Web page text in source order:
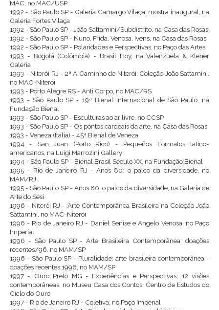
MAC, no MAC/USP
1992 - São Paulo SP - Galeria Camargo Vilaça: mostra inaugural, na
Galeria Fortes Vilaça
1992 - São Paulo SP - João Sattamini/Subdistrito, na Casa das Rosas
1992 - São Paulo SP - Nuno, Frida, Venosa, Ivens, na Casa das Rosas
1992 - São Paulo SP - Polaridades e Perspectivas, no Paço das Artes
1993 - Bogotá (Colômbia) - Brasil Hoy, na Valenzuela & Klener
Galeria
1993 - Niterói RJ - 2ª A Caminho de Niterói: Coleção João Sattamini,
no MAC-Niterói
1993 - Porto Alegre RS - Anti Corpo, no MAC/RS
1993 - São Paulo SP - 19ª Bienal Internacional de São Paulo, na
Fundação Bienal
1993 - São Paulo SP - Esculturas ao ar livre, no CCSP
1993 - São Paulo SP - Os pontos cardeais da arte, na Casa das Rosas
1993 - Veneza (Itália) - 45ª Bienal de Veneza
1994 - San Juan (Porto Rico) - Pequeños Formatos latino-
americanos, na Luigi Marrozini Gallery
1994 - São Paulo SP - Bienal Brasil Século XX, na Fundação Bienal
1995 - Rio de Janeiro RJ - Anos 80: o palco da diversidade, no
MAM/RJ
1995 - São Paulo SP - Anos 80: o palco da diversidade, na Galeria de
Arte do Sesi
1996 - Niterói RJ - Arte Contemporânea Brasileira na Coleção João
Sattamini, no MAC-Niterói
1996 - Rio de Janeiro RJ - Daniel Senise e Angelo Venosa, no Paço
Imperial
1996 - São Paulo SP - Arte Brasileira Contemporânea: doações
recentes/96, no MAM/SP
1996 - São Paulo SP - Pluralidade: arte brasileira contemporânea -
doações recentes 1996, no MAM/SP
1997 - Ouro Preto MG - Experiências e Perspectivas: 12 visões
contemporâneas, no Museu Casa dos Contos. Centro de Estudos do
Ciclo do Ouro
1997 - Rio de Janeiro RJ - Coletiva, no Paço Imperial